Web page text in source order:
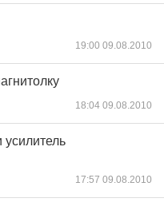
19:00 09.08.2010
18:04 09.08.2010
усилитель
17:57 09.08.2010